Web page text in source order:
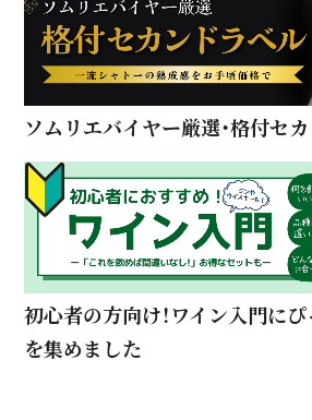
ソムリエバイヤー厳選・格付セ
初心者の方向け！ワイン入門に
を集めました